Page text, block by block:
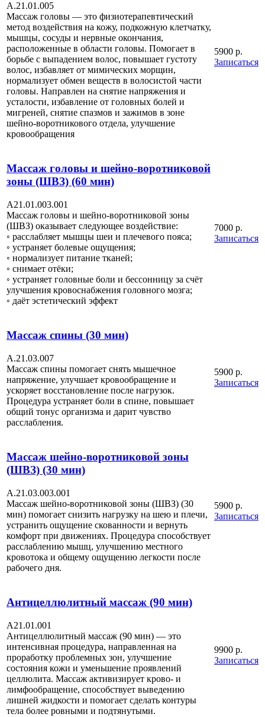
А.21.01.005
Массаж головы — это физиотерапевтический
метод воздействия на кожу, подкожную клетчатку,
мышцы, сосуды и нервные окончания,
расположенные в области головы. Помогает в
борьбе с выпадением волос, повышает густоту
волос, избавляет от мимических морщин,
нормализует обмен веществ в волосистой части
головы. Направлен на снятие напряжения и
усталости, избавление от головных болей и
мигреней, снятие спазмов и зажимов в зоне
шейно-воротникового отдела, улучшение
кровообращения
5900 р.
Записаться
Массаж головы и шейно-воротниковой
зоны (ШВЗ) (60 мин)
A21.01.003.001
Массаж головы и шейно-воротниковой зоны
(ШВЗ) оказывает следующее воздействие:
◦ расслабляет мышцы шеи и плечевого пояса;
◦ устраняет болевые ощущения;
◦ нормализует питание тканей;
◦ снимает отёки;
◦ устраняет головные боли и бессонницу за счёт
улучшения кровоснабжения головного мозга;
◦ даёт эстетический эффект
7000 р.
Записаться
Массаж спины (30 мин)
А.21.03.007
Массаж спины помогает снять мышечное
напряжение, улучшает кровообращение и
ускоряет восстановление после нагрузок.
Процедура устраняет боли в спине, повышает
общий тонус организма и дарит чувство
расслабления.
5900 р.
Записаться
Массаж шейно-воротниковой зоны
(ШВЗ) (30 мин)
А.21.03.003.001
Массаж шейно-воротниковой зоны (ШВЗ) (30
мин) помогает снизить нагрузку на шею и плечи,
устранить ощущение скованности и вернуть
комфорт при движениях. Процедура способствует
расслаблению мышц, улучшению местного
кровотока и общему ощущению легкости после
рабочего дня.
5900 р.
Записаться
Антицеллюлитный массаж (90 мин)
A21.01.001
Антицеллюлитный массаж (90 мин) — это
интенсивная процедура, направленная на
проработку проблемных зон, улучшение
состояния кожи и уменьшение проявлений
целлюлита. Массаж активизирует крово- и
лимфообращение, способствует выведению
лишней жидкости и помогает сделать контуры
тела более ровными и подтянутыми.
9900 р.
Записаться